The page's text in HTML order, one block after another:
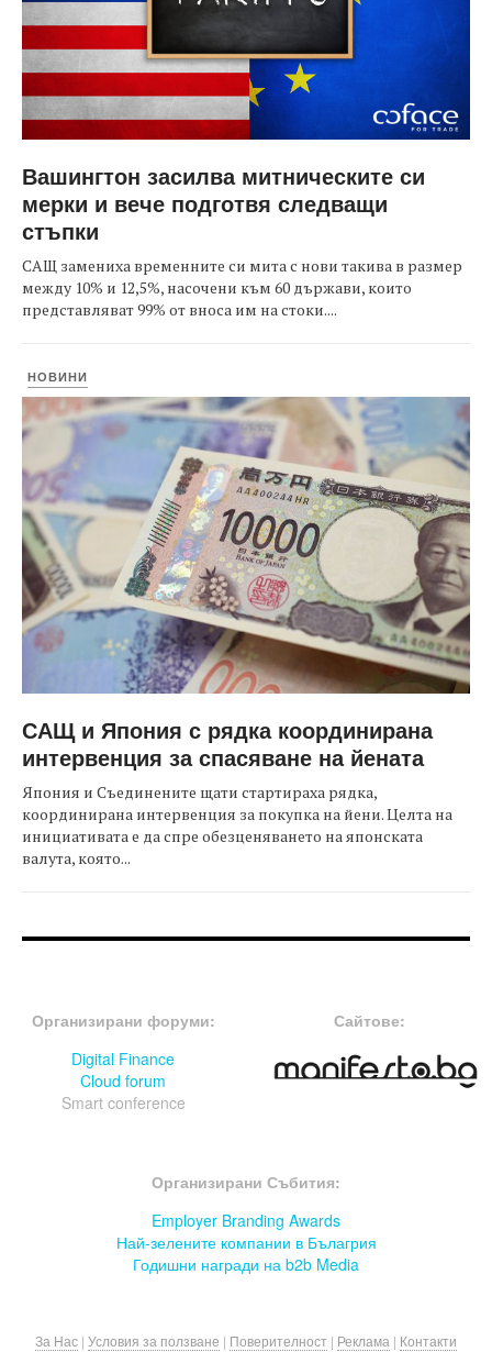
Вашингтон засилва митническите си
мерки и вече подготвя следващи
стъпки
САЩ замениха временните си мита с нови такива в размер
между 10% и 12,5%, насочени към 60 държави, които
представляват 99% от вноса им на стоки....
НОВИНИ
САЩ и Япония с рядка координирана
интервенция за спасяване на йената
Япония и Съединените щати стартираха рядка,
координирана интервенция за покупка на йени. Целта на
инициативата е да спре обезценяването на японската
валута, която...
Организирани форуми:
Digital Finance
Cloud forum
Smart conference
Сайтове:
Организирани Събития:
Employer Branding Awards
Най-зелените компании в Бълагрия
Годишни награди на b2b Media
За Нас | Условия за ползване | Поверителност | Реклама | Контакти